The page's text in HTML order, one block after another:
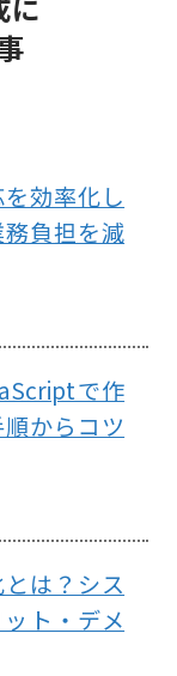
効率化し
負担を減
で作
からコツ
は？シス
ト・デメ